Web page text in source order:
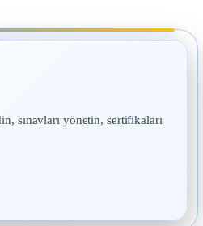
sınavları yönetin, sertifikaları